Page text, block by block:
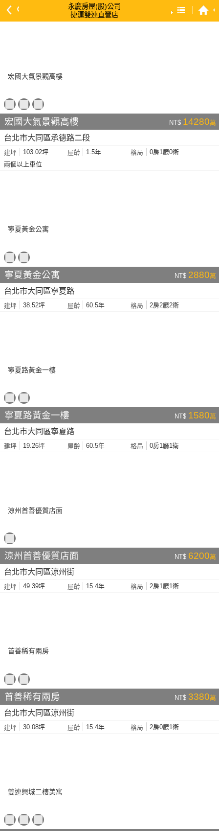
永慶房屋(股)公司
捷運雙連直營店
依建物坪數 大 → 小
依土地坪數 大 → 小
宏國大氣景觀高樓 NT$ 14280萬
台北市大同區承德路二段
建坪 103.02坪 屋齡 1.5年 格局
0房1廳0衛
兩個以上車位
寧夏黃金公寓 NT$ 2880萬
台北市大同區寧夏路
建坪 38.52坪 屋齡 60.5年 格局 2房2廳2衛
寧夏路黃金一樓 NT$ 1580萬
台北市大同區寧夏路
建坪 19.26坪 屋齡 60.5年 格局 0房1廳1衛
涼州首善優質店面 NT$ 6200萬
台北市大同區涼州街
建坪 49.39坪 屋齡 15.4年 格局 2房1廳1衛
首善稀有兩房 NT$ 3380萬
台北市大同區涼州街
建坪 30.08坪 屋齡 15.4年 格局 2房0廳1衛